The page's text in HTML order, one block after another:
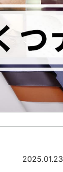
2025.01.23